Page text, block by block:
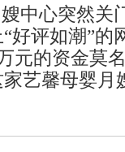
中心突然关
评如潮”的
元的资金莫
艺馨母婴月